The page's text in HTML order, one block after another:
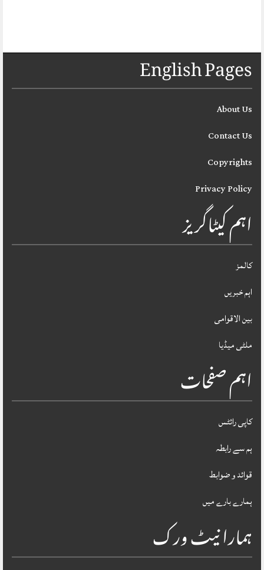
English Pages
About Us
Contact Us
Copyrights
Privacy Policy
اہم کیٹاگریز
کالمز
اہم خبریں
بین الاقوامی
ملٹی میڈیا
اہم صفحات
کاپی رائٹس
ہم سے رابطہ
قوائد و ضوابط
ہمارے بارے میں
ہمارا نیٹ ورک